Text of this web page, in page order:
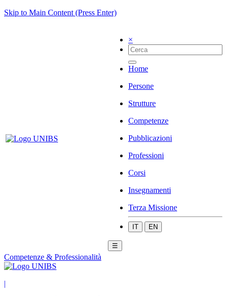
Skip to Main Content (Press Enter)
×
Home
Persone
Strutture
Competenze
Pubblicazioni
Professioni
Corsi
Insegnamenti
Terza Missione
IT EN
☰
Competenze & Professionalità
|